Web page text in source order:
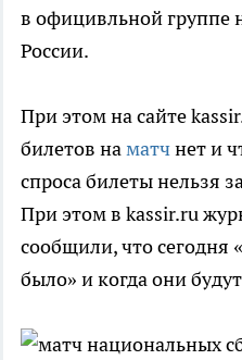
в официвльной группе
России.
При этом на сайте
билетов наматчнет и
спроса билеты нельзя
При этом в kassir.ru
сообщили, что сегодня
было» и когда они